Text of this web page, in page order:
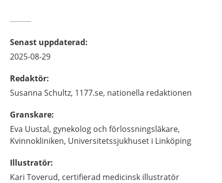
Senast uppdaterad:
2025-08-29
Redaktör:
Susanna Schultz, 1177.se, nationella redaktionen
Granskare:
Eva Uustal, gynekolog och förlossningsläkare,
Kvinnokliniken, Universitetssjukhuset i Linköping
Illustratör:
Kari Toverud, certifierad medicinsk illustratör